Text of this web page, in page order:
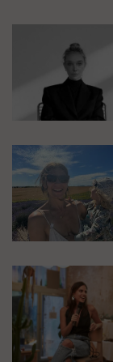
Udostępnij
Przeczytasz w 13
Marta Dragan:
u lekarza”
wszelkie
Róża Hajkuś:
żeby dzieci
rodziców